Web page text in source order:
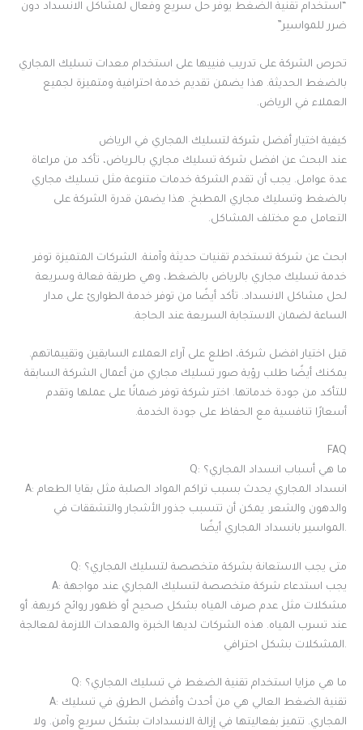
“استخدام تقنية الضغط يوفر حل سريع وفعال لمشاكل الانسداد دون
ضرر للمواسير”
تحرص الشركة على تدريب فنييها على استخدام معدات تسليك المجاري
بالضغط الحديثة. هذا يضمن تقديم خدمة احترافية ومتميزة لجميع
العملاء في الرياض.
كيفية اختيار أفضل شركة لتسليك المجاري في الرياض
عند البحث عن افضل شركة تسليك مجاري بـالـرياض، تأكد من مراعاة
عدة عوامل. يجب أن تقدم الشركة خدمات متنوعة مثل تسليك مجاري
بالضغط وتسليك مجاري المطبخ. هذا يضمن قدرة الشركة على
التعامل مع مختلف المشاكل.
ابحث عن شركة تستخدم تقنيات حديثة وآمنة. الشركات المتميزة توفر
خدمة تسليك مجاري بالرياض بالضغط، وهي طريقة فعالة وسريعة
لحل مشاكل الانسداد. تأكد أيضًا من توفر خدمة الطوارئ على مدار
الساعة لضمان الاستجابة السريعة عند الحاجة.
قبل اختيار افضل شركة، اطلع على آراء العملاء السابقين وتقييماتهم.
يمكنك أيضًا طلب رؤية صور تسليك مجاري من أعمال الشركة السابقة
للتأكد من جودة خدماتها. اختر شركة توفر ضمانًا على عملها وتقدم
أسعارًا تنافسية مع الحفاظ على جودة الخدمة.
FAQ
Q: ما هي أسباب انسداد المجاري؟
A: انسداد المجاري يحدث بسبب تراكم المواد الصلبة مثل بقايا الطعام
والدهون والشعر. يمكن أن تتسبب جذور الأشجار والتشققات في
المواسير بانسداد المجاري أيضًا.
Q: متى يجب الاستعانة بشركة متخصصة لتسليك المجاري؟
A: يجب استدعاء شركة متخصصة لتسليك المجاري عند مواجهة
مشكلات مثل عدم صرف المياه بشكل صحيح أو ظهور روائح كريهة. أو
عند تسرب المياه. هذه الشركات لديها الخبرة والمعدات اللازمة لمعالجة
المشكلات بشكل احترافي.
Q: ما هي مزايا استخدام تقنية الضغط في تسليك المجاري؟
A: تقنية الضغط العالي هي من أحدث وأفضل الطرق في تسليك
المجاري. تتميز بفعاليتها في إزالة الانسدادات بشكل سريع وآمن. ولا